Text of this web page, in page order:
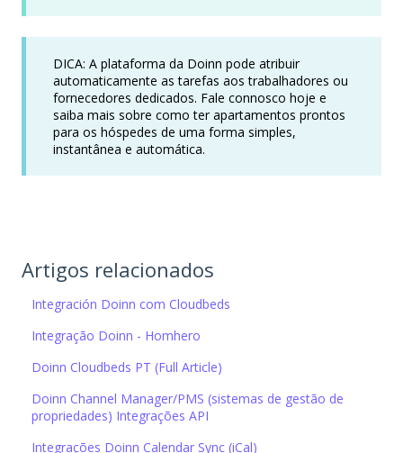
DICA: A plataforma da Doinn pode atribuir
automaticamente as tarefas aos trabalhadores ou
fornecedores dedicados. Fale connosco hoje e
saiba mais sobre como ter apartamentos prontos
para os hóspedes de uma forma simples,
instantânea e automática.
Artigos relacionados
Integración Doinn com Cloudbeds
Integração Doinn - Homhero
Doinn Cloudbeds PT (Full Article)
Doinn Channel Manager/PMS (sistemas de gestão de
propriedades) Integrações API
Integrações Doinn Calendar Sync (iCal)